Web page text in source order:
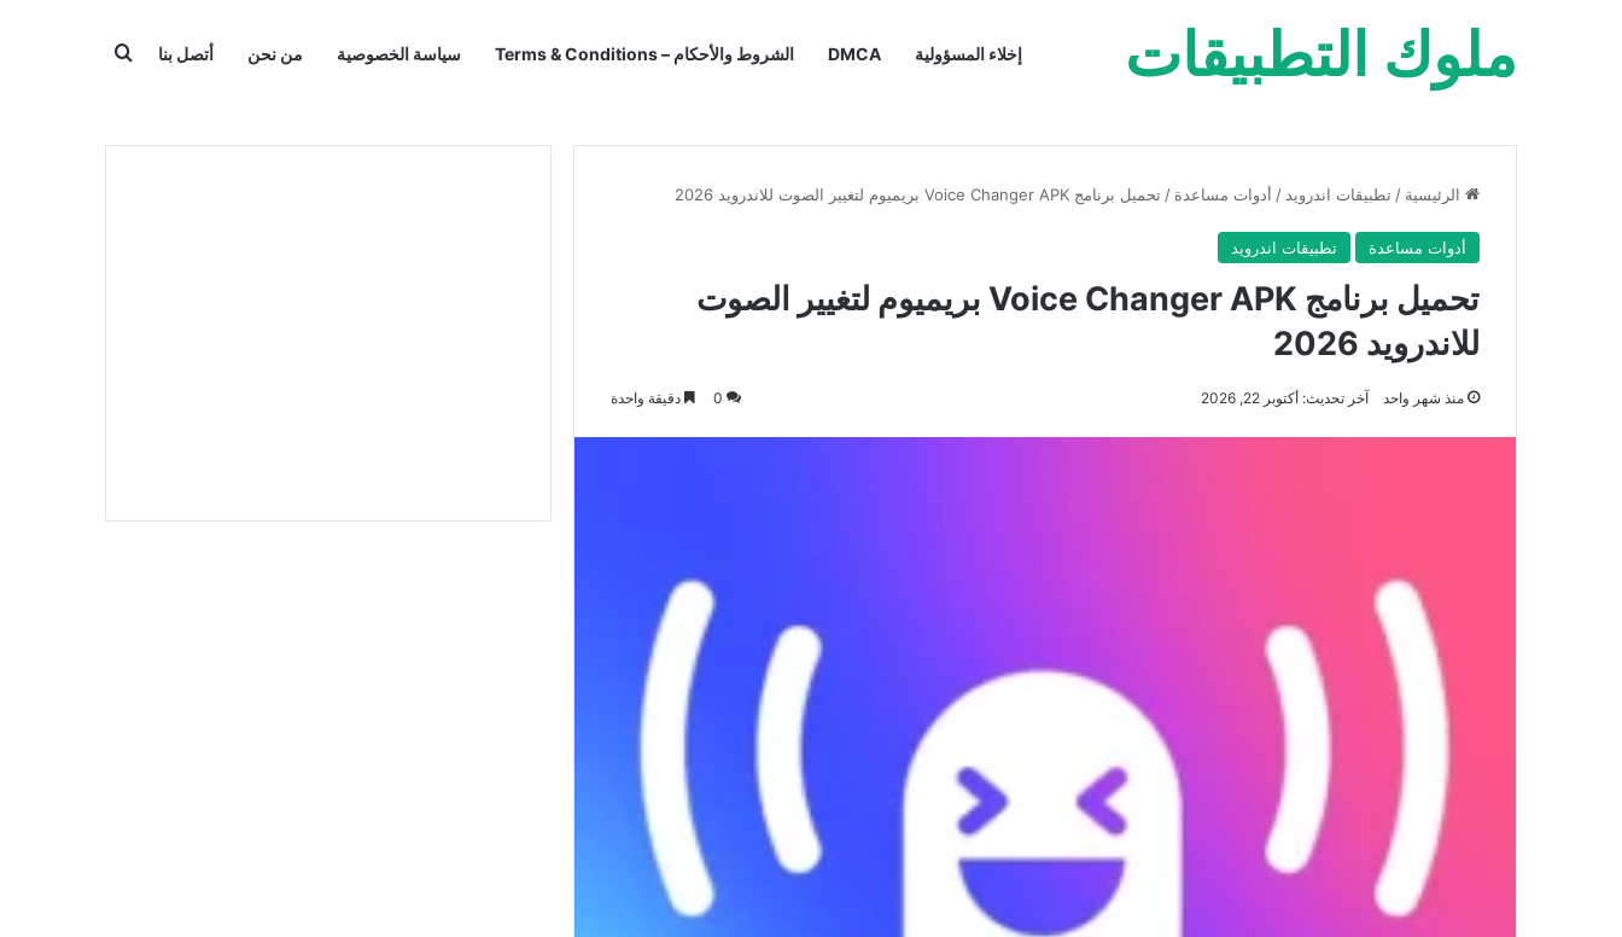
ملوك التطبيقات إخلاء المسؤولية DMCA الشروط والأحكام – Terms & Conditions سياسة الخصوصية من نحن أتصل بنا بحث عن
الرئيسية / تطبيقات اندرويد / أدوات مساعدة / تحميل برنامج Voice Changer APK بريميوم لتغيير الصوت للاندرويد 2026
أدوات مساعدة تطبيقات اندرويد
تحميل برنامج Voice Changer APK بريميوم لتغيير الصوت
للاندرويد 2026
منذ شهر واحد آخر تحديث: أكتوبر 22, 2026 0 دقيقة واحدة